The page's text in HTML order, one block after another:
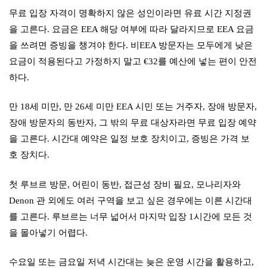
무료 입장 자격이 명확하지 않은 성인이라면 유료 시간 지정권
을 고른다. 요금은 EEA 해당 여부에 따라 달라지므로 EEA 요금
을 쓰려면 증빙을 챙겨야 한다. 비EEA 방문자는 모두에게 낮은
요금이 적용된다고 가정하지 말고 €32를 예산에 넣는 편이 안전
하다.
만 18세 미만, 만 26세 미만 EEA 시민 또는 거주자, 장애 방문자,
장애 방문자의 동반자, 그 밖의 무료 대상자라면 무료 입장 예약
을 고른다. 시간대 예약은 일정 보호 장치이고, 증빙은 가격 보
호 장치다.
첫 루브르 방문, 어린이 동반, 접근성 장비 필요, 모나리자와
Denon 관 외에도 여러 구역을 보고 싶은 경우에는 이른 시간대
를 고른다. 루브르는 너무 넓어서 마지막 입장 1시간에 모든 것
을 몰아넣기 어렵다.
수요일 또는 금요일 저녁 시간대는 늦은 운영 시간을 활용하고,